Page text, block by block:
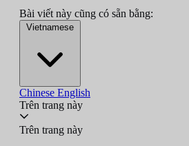
Bài viết này cũng có sẵn bằng:
Vietnamese
Chinese English
Trên trang này
Trên trang này